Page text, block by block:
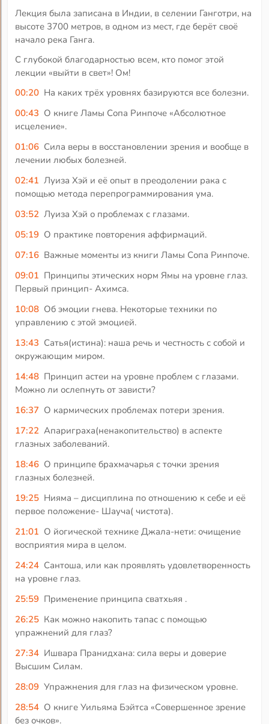
Лекция была записана в Индии, в селении Ганготри, на
высоте 3700 метров, в одном из мест, где берёт своё
начало река Ганга.
С глубокой благодарностью всем, кто помог этой
лекции «выйти в свет»! Ом!
00:20 На каких трёх уровнях базируются все болезни.
00:43 О книге Ламы Сопа Ринпоче «Абсолютное
исцеление».
01:06 Сила веры в восстановлении зрения и вообще в
лечении любых болезней.
02:41 Луиза Хэй и её опыт в преодолении рака с
помощью метода перепрограммирования ума.
03:52 Луиза Хэй о проблемах с глазами.
05:19 О практике повторения аффирмаций.
07:16 Важные моменты из книги Ламы Сопа Ринпоче.
09:01 Принципы этических норм Ямы на уровне глаз.
Первый принцип- Ахимса.
10:08 Об эмоции гнева. Некоторые техники по
управлению с этой эмоцией.
13:43 Сатья(истина): наша речь и честность с собой и
окружающим миром.
14:48 Принцип астеи на уровне проблем с глазами.
Можно ли ослепнуть от зависти?
16:37 О кармических проблемах потери зрения.
17:22 Апариграха(ненакопительство) в аспекте
глазных заболеваний.
18:46 О принципе брахмачарья с точки зрения
глазных болезней.
19:25 Нияма – дисциплина по отношению к себе и её
первое положение- Шауча( чистота).
21:01 О йогической технике Джала-нети: очищение
восприятия мира в целом.
24:24 Сантоша, или как проявлять удовлетворенность
на уровне глаз.
25:59 Применение принципа сватхьяя .
26:25 Как можно накопить тапас с помощью
упражнений для глаз?
27:34 Ишвара Пранидхана: сила веры и доверие
Высшим Силам.
28:09 Упражнения для глаз на физическом уровне.
28:54 О книге Уильяма Бэйтса «Совершенное зрение
без очков».